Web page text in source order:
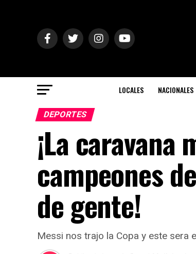
LOCALES NACIONALES
DEPORTES
¡La caravana
campeones
de gente!
Messi nos trajo la Copa y este sera